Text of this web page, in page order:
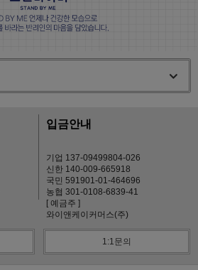
입금안내
기업 137-09499804-026
신한 140-009-665918
국민 591901-01-464696
농협 301-0108-6839-41
[ 예금주 ]
와이앤케이커머스(주)
1:1문의